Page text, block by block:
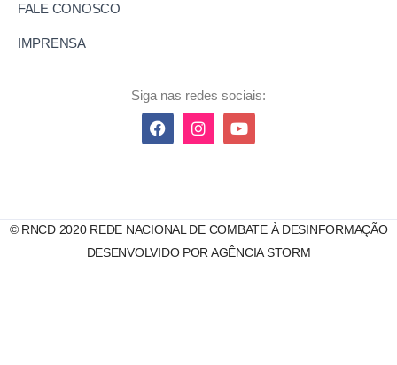
FALE CONOSCO
IMPRENSA
Siga nas redes sociais:
© RNCD 2020 REDE NACIONAL DE COMBATE À DESINFORMAÇÃO
DESENVOLVIDO POR AGÊNCIA STORM